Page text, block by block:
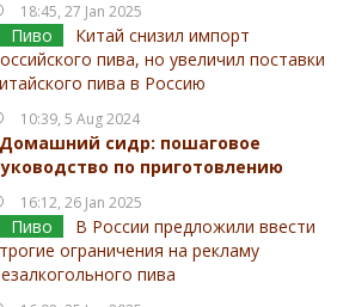
18:45, 27 Jan 2025
Пиво
Китай снизил импорт
пива, но увеличил поставки
пива в Россию
10:39, 5 Aug 2024
Домашний сидр: пошаговое
по приготовлению
16:12, 26 Jan 2025
Пиво
В России предложили ввести
ограничения на рекламу
пива